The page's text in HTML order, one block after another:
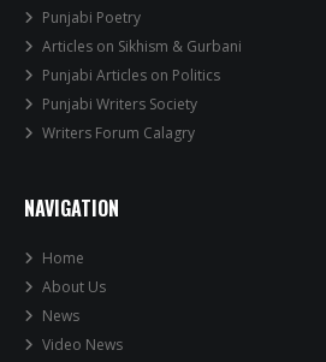
Punjabi Poetry
Articles on Sikhism & Gurbani
Punjabi Articles on Politics
Punjabi Writers Society
Writers Forum Calagry
NAVIGATION
Home
About Us
News
Video News